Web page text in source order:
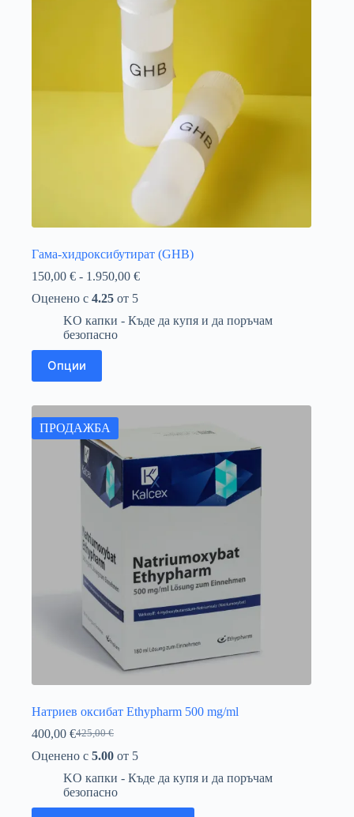
Гама-хидроксибутират (GHB)
150,00 € - 1.950,00 €Ценови
до
Оценено с 4.25 от 5
KO капки - Къде да купя и да поръчам
безопасно
Опции
Този
продукт
има
Вариантите
могат
продукта.
ПРОДАЖБА
Натриев оксибат Ethypharm 500 mg/ml
425,00€
Първоначалната
цена
425,00 €.
400,00 €Текущата
цена
400,00 €.
Оценено с 5.00 от 5
KO капки - Къде да купя и да поръчам
безопасно